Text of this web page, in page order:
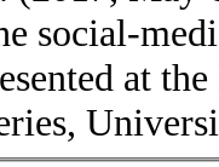
social-
at